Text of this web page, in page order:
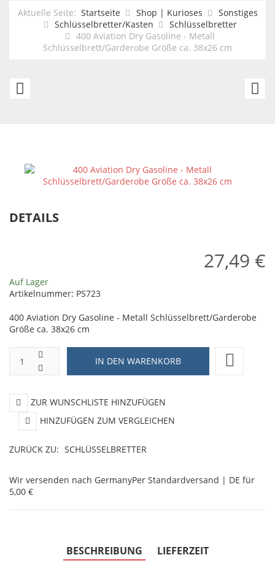
Aktuelle Seite: Startseite Shop | Kurioses
Sonstiges
Schlüsselbretter/Kasten
Schlüsselbretter
400 Aviation Dry Gasoline - Metall
Schlüsselbrett/Garderobe Größe ca. 38x26 cm
Metall
Schlüsselbrett/Garderobe
ca.
DETAILS
27,49 €
Auf Lager
Artikelnummer: PS723
400 Aviation Dry Gasoline - Metall Schlüsselbrett/Garderobe
Größe ca. 38x26 cm
ZUR WUNSCHLISTE HINZUFÜGEN
HINZUFÜGEN ZUM VERGLEICHEN
ZURÜCK ZU: SCHLÜSSELBRETTER
Wir versenden nach GermanyPer Standardversand | DE für
5,00 €
BESCHREIBUNG LIEFERZEIT